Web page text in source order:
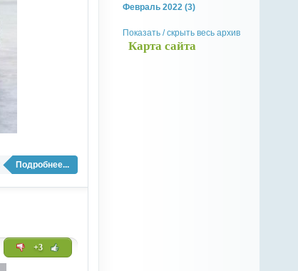
Подробнее...
+3
Февраль 2022 (3)
Показать / скрыть весь архив
Карта сайта